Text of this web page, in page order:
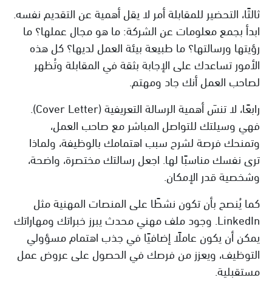
ثالثًا، التحضير للمقابلة أمر لا يقل أهمية عن التقديم نفسه.
ابدأ بجمع معلومات عن الشركة: ما هو مجال عملها؟ ما
رؤيتها ورسالتها؟ ما طبيعة بيئة العمل لديها؟ كل هذه
الأمور تساعدك على الإجابة بثقة في المقابلة وتُظهر
لصاحب العمل أنك جاد ومهتم.
رابعًا، لا تنسَ أهمية الرسالة التعريفية (Cover Letter).
فهي وسيلتك للتواصل المباشر مع صاحب العمل،
وتمنحك فرصة لشرح سبب اهتمامك بالوظيفة، ولماذا
ترى نفسك مناسبًا لها. اجعل رسالتك مختصرة، واضحة،
وشخصية قدر الإمكان.
كما يُنصح بأن تكون نشطًا على المنصات المهنية مثل
LinkedIn. وجود ملف مهني محدث يبرز خبراتك ومهاراتك
يمكن أن يكون عاملًا إضافيًا في جذب اهتمام مسؤولي
التوظيف، ويعزز من فرصك في الحصول على عروض عمل
مستقبلية.